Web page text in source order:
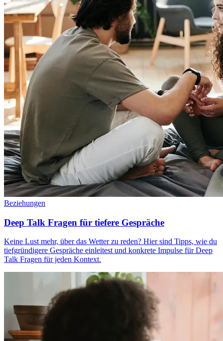
Beziehungen
Deep Talk Fragen für tiefere Gespräche
Keine Lust mehr, über das Wetter zu reden? Hier sind Tipps, wie du
tiefgründigere Gespräche einleitest und konkrete Impulse für Deep
Talk Fragen für jeden Kontext.